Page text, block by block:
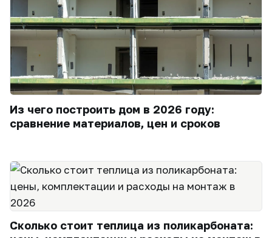
Из чего построить дом в 2026 году:
сравнение материалов, цен и сроков
Сколько стоит теплица из поликарбоната: